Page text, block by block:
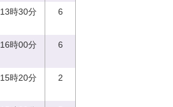
13時30分 6
16時00分 6
15時20分 2